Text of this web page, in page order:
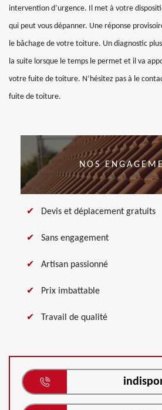
intervention d’urgence. Il met à votre
qui peut vous dépanner. Une réponse
le bâchage de votre toiture. Un diagnostic
la suite lorsque le temps le permet et il va
votre fuite de toiture. N’hésitez pas à le
fuite de toiture.
NOS
Devis et déplacement gratuits
Sans engagement
Artisan passionné
Prix imbattable
Travail de qualité